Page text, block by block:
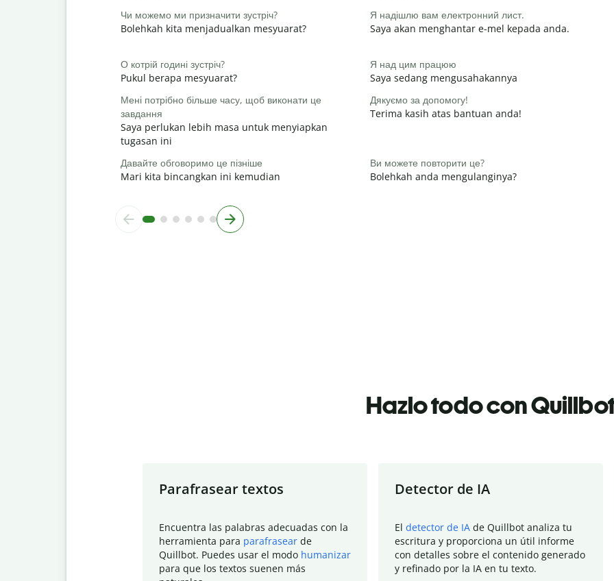
Чи можемо ми призначити зустріч?
Bolehkah kita menjadualkan mesyuarat?
Я надішлю вам електронний лист.
Saya akan menghantar e-mel kepada anda.
О котрій годині зустріч?
Pukul berapa mesyuarat?
Я над цим працюю
Saya sedang mengusahakannya
Мені потрібно більше часу, щоб виконати це
завдання
Saya perlukan lebih masa untuk menyiapkan
tugasan ini
Дякуємо за допомогу!
Terima kasih atas bantuan anda!
Давайте обговоримо це пізніше
Mari kita bincangkan ini kemudian
Ви можете повторити це?
Bolehkah anda mengulanginya?
Hazlo todo con
Parafrasear textos
Encuentra las palabras adecuadas con la
herramienta para parafrasear de
Quillbot. Puedes usar el modo humanizar
para que los textos suenen más
Detector de IA
El detector de IA de Quillbot analiza tu
escritura y proporciona un útil informe
con detalles sobre el contenido generado
y refinado por la IA en tu texto.